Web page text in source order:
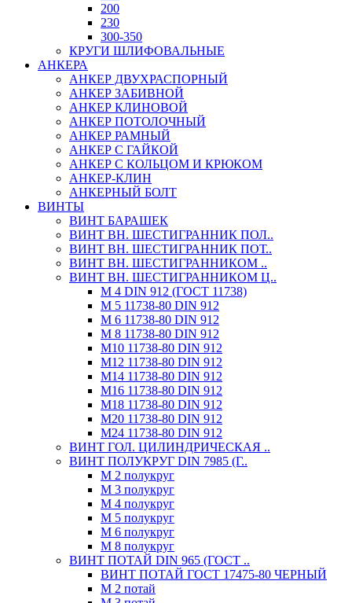
200
230
300-350
КРУГИ ШЛИФОВАЛЬНЫЕ
АНКЕРА
АНКЕР ДВУХРАСПОРНЫЙ
АНКЕР ЗАБИВНОЙ
АНКЕР КЛИНОВОЙ
АНКЕР ПОТОЛОЧНЫЙ
АНКЕР РАМНЫЙ
АНКЕР С ГАЙКОЙ
АНКЕР С КОЛЬЦОМ И КРЮКОМ
АНКЕР-КЛИН
АНКЕРНЫЙ БОЛТ
ВИНТЫ
ВИНТ БАРАШЕК
ВИНТ ВН. ШЕСТИГРАННИК ПОЛ..
ВИНТ ВН. ШЕСТИГРАННИК ПОТ..
ВИНТ ВН. ШЕСТИГРАННИКОМ ..
ВИНТ ВН. ШЕСТИГРАННИКОМ Ц..
М 4 DIN 912 (ГОСТ 11738)
М 5 11738-80 DIN 912
М 6 11738-80 DIN 912
М 8 11738-80 DIN 912
М10 11738-80 DIN 912
М12 11738-80 DIN 912
М14 11738-80 DIN 912
М16 11738-80 DIN 912
М18 11738-80 DIN 912
М20 11738-80 DIN 912
М24 11738-80 DIN 912
ВИНТ ГОЛ. ЦИЛИНДРИЧЕСКАЯ ..
ВИНТ ПОЛУКРУГ DIN 7985 (Г..
М 2 полукруг
М 3 полукруг
М 4 полукруг
М 5 полукруг
М 6 полукруг
М 8 полукруг
ВИНТ ПОТАЙ DIN 965 (ГОСТ ..
ВИНТ ПОТАЙ ГОСТ 17475-80 ЧЕРНЫЙ
М 2 потай